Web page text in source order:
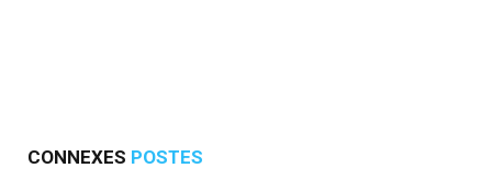
CONNEXES POSTES